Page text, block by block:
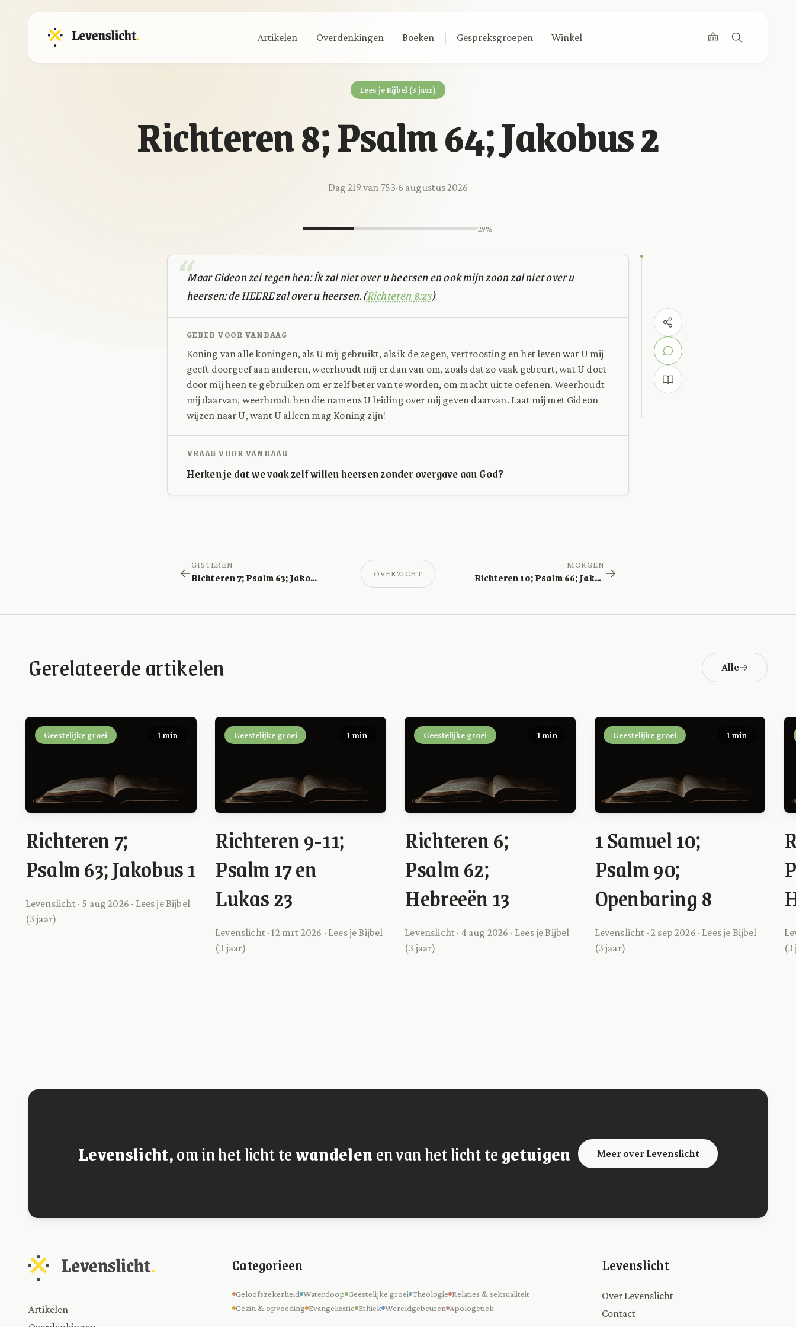
Artikelen Overdenkingen Boeken | Gespreksgroepen Winkel
Lees je Bijbel (3 jaar)
Richteren 8; Psalm 64; Jakobus 2
Dag 219 van 753·6 augustus 2026
29%
Maar Gideon zei tegen hen: Ík zal niet over u heersen en ook mijn zoon zal niet over u
heersen: de HEERE zal over u heersen. (Richteren 8:23)
GEBED VOOR VANDAAG
Koning van alle koningen, als U mij gebruikt, als ik de zegen, vertroosting en het leven wat U mij
geeft doorgeef aan anderen, weerhoudt mij er dan van om, zoals dat zo vaak gebeurt, wat U doet
door mij heen te gebruiken om er zelf beter van te worden, om macht uit te oefenen. Weerhoudt
mij daarvan, weerhoudt hen die namens U leiding over mij geven daarvan. Laat mij met Gideon
wijzen naar U, want U alleen mag Koning zijn!
VRAAG VOOR VANDAAG
Herken je dat we vaak zelf willen heersen zonder overgave aan God?
GISTEREN
Richteren 7; Psalm 63; Jakobus 1 OVERZICHT
MORGEN
Richteren 10; Psalm 66; Jakobus 4
Gerelateerde artikelen Alle
Geestelijke groei 1 min
Richteren 7;
Psalm 63; Jakobus 1
Levenslicht · 5 aug 2026 · Lees je Bijbel
(3 jaar)
Geestelijke groei 1 min
Richteren 9-11;
Psalm 17 en
Lukas 23
Levenslicht · 12 mrt 2026 · Lees je Bijbel
(3 jaar)
Geestelijke groei 1 min
Richteren 6;
Psalm 62;
Hebreeën 13
Levenslicht · 4 aug 2026 · Lees je Bijbel
(3 jaar)
Geestelijke groei 1 min
1 Samuel 10;
Psalm 90;
Openbaring 8
Levenslicht · 2 sep 2026 · Lees je Bijbel
(3 jaar)
(3
Levenslicht,om in het licht tewandelenen van het licht tegetuigen Meer over Levenslicht
Artikelen
Categorieen
Geloofszekerheid Waterdoop Geestelijke groei Theologie Relaties & seksualiteit
Gezin & opvoeding Evangelisatie Ethiek Wereldgebeuren Apologetiek
Levenslicht
Over Levenslicht
Contact